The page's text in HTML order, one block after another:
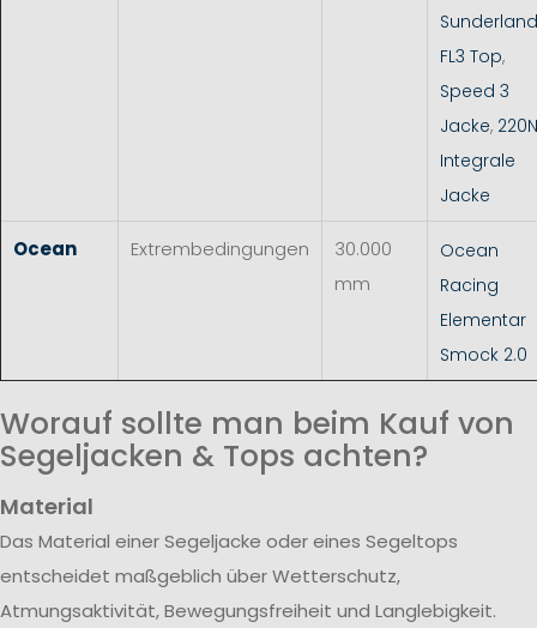
Sunderland
FL3 Top,
Speed 3
Jacke, 220N
Integrale
Jacke
Ocean Extrembedingungen
30.000
mm
Ocean
Racing
Elementar
Smock 2.0
Worauf sollte man beim Kauf von
Segeljacken & Tops achten?
Material
Das Material einer Segeljacke oder eines Segeltops
entscheidet maßgeblich über Wetterschutz,
Atmungsaktivität, Bewegungsfreiheit und Langlebigkeit.